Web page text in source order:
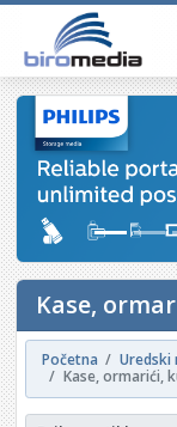
Kase,
Početna
Uredski
Kase, ormarići,